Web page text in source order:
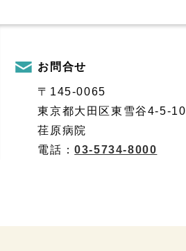
お問合せ
〒145-0065
東京都大田区東雪谷4-5-10
荏原病院
電話：03-5734-8000